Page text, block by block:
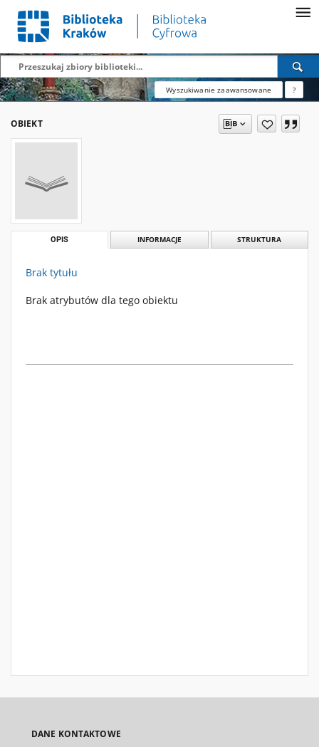
Wyszukiwanie zaawansowane ?
OBIEKT
OPIS INFORMACJE STRUKTURA
Brak tytułu
Brak atrybutów dla tego obiektu
DANE KONTAKTOWE